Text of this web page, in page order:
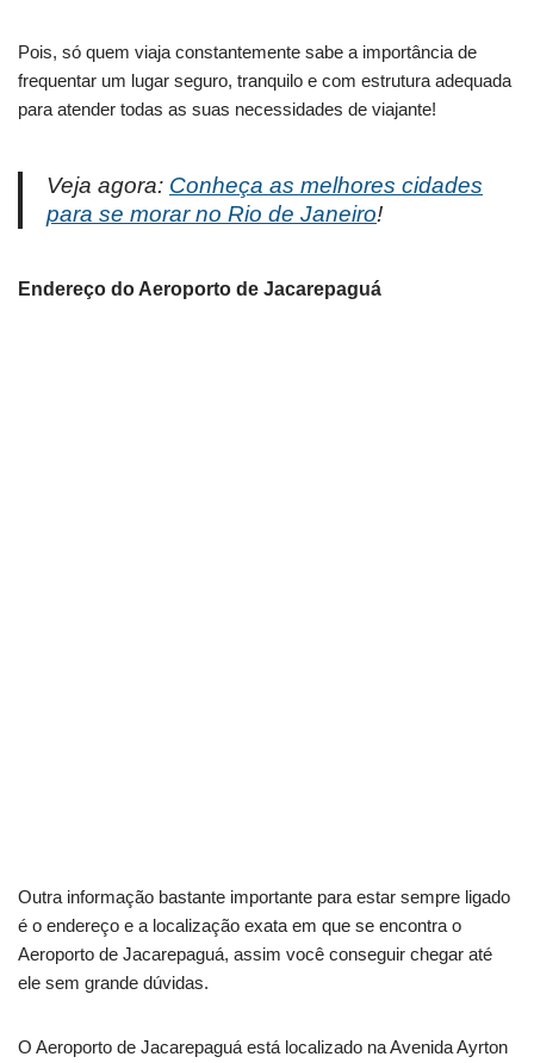
Pois, só quem viaja constantemente sabe a importância de
frequentar um lugar seguro, tranquilo e com estrutura adequada
para atender todas as suas necessidades de viajante!
Veja agora: Conheça as melhores cidades
para se morar no Rio de Janeiro!
Endereço do Aeroporto de Jacarepaguá
Outra informação bastante importante para estar sempre ligado
é o endereço e a localização exata em que se encontra o
Aeroporto de Jacarepaguá, assim você conseguir chegar até
ele sem grande dúvidas.
O Aeroporto de Jacarepaguá está localizado na Avenida Ayrton